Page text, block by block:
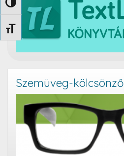
Nagy kontraszt váltása
Betűméret váltása
Szemüveg-kölcsönző